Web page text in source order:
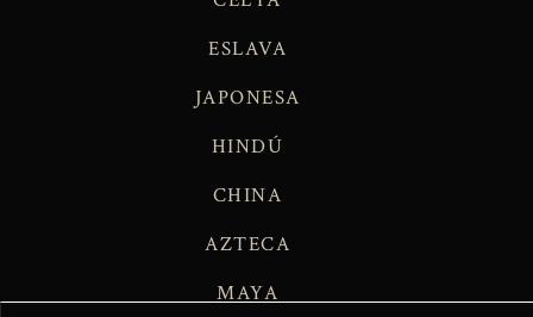
ESLAVA
JAPONESA
HINDÚ
CHINA
AZTECA
MAYA